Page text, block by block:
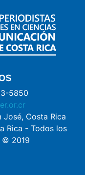
5850
José, Costa Rica
Rica - Todos los
© 2019